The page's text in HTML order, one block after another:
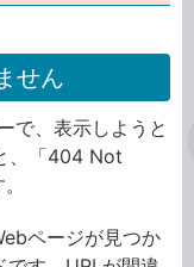
せん
で、表示しようと
、「404 Not
ページが見つか